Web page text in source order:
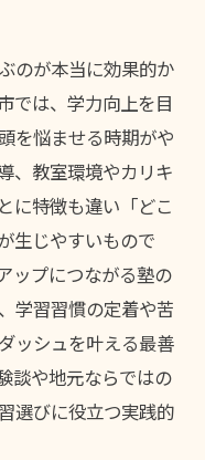
のが本当に効果的か
では、学力向上を目
を悩ませる時期がや
、教室環境やカリキ
に特徴も違い「どこ
生じやすいもので
ップにつながる塾の
学習習慣の定着や苦
ッシュを叶える最善
談や地元ならではの
選びに役立つ実践的